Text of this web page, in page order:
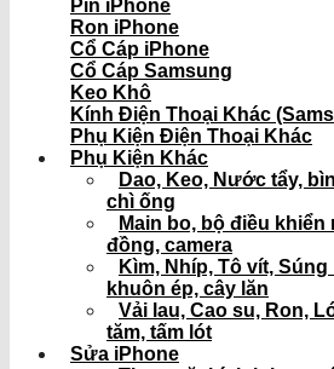
Pin iPhone
Ron iPhone
Cổ Cáp iPhone
Cổ Cáp Samsung
Keo Khô
Kính Điện Thoại Khác
Phụ Kiện Điện Thoại Khác
Phụ Kiện Khác
Dao, Keo, Nước tẩy,
chì ống
Main bo, bộ điều khiển
đồng, camera
Kìm, Nhíp, Tô vít,
khuôn ép, cây lăn
Vải lau, Cao su, Ron,
tăm, tấm lót
Sửa iPhone